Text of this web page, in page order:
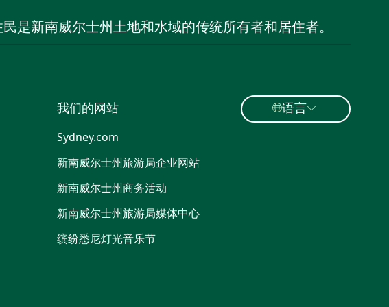
是新南威尔士州土地和水域的传统所有者和居住者。
我们的网站
Sydney.com
新南威尔士州旅游局企业网站
新南威尔士州商务活动
新南威尔士州旅游局媒体中心
缤纷悉尼灯光音乐节
语言